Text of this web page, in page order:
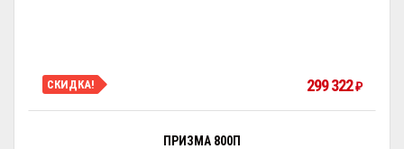
СКИДКА! 299 322 ₽
ПРИЗМА 800П